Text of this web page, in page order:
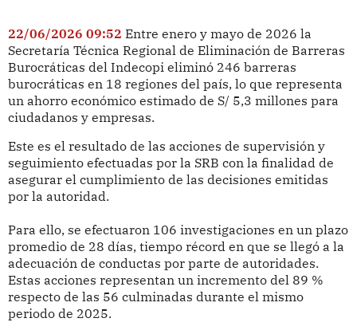
22/06/2026 09:52 Entre enero y mayo de 2026 la
Secretaría Técnica Regional de Eliminación de Barreras
Burocráticas del Indecopi eliminó 246 barreras
burocráticas en 18 regiones del país, lo que representa
un ahorro económico estimado de S/ 5,3 millones para
ciudadanos y empresas.
Este es el resultado de las acciones de supervisión y
seguimiento efectuadas por la SRB con la finalidad de
asegurar el cumplimiento de las decisiones emitidas
por la autoridad.
Para ello, se efectuaron 106 investigaciones en un plazo
promedio de 28 días, tiempo récord en que se llegó a la
adecuación de conductas por parte de autoridades.
Estas acciones representan un incremento del 89 %
respecto de las 56 culminadas durante el mismo
periodo de 2025.